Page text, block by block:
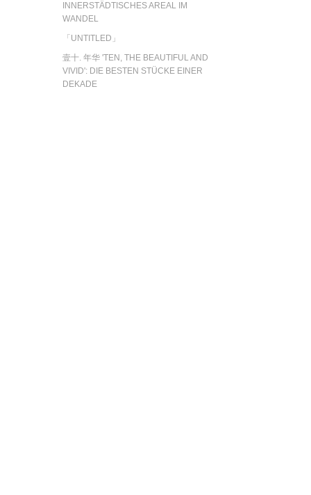
INNERSTÄDTISCHES AREAL IM
WANDEL
「UNTITLED」
壹十. 年华 'TEN, THE BEAUTIFUL AND
VIVID': DIE BESTEN STÜCKE EINER
DEKADE